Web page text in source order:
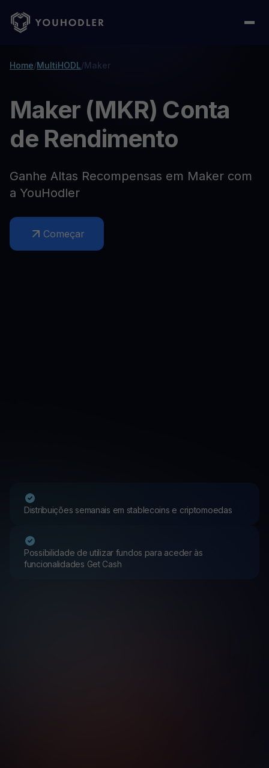
Home/MultiHODL/Maker
Maker (MKR) Conta
de Rendimento
Ganhe Altas Recompensas em Maker com
a YouHodler
Começar
Distribuições semanais em stablecoins e criptomoedas
Possibilidade de utilizar fundos para aceder às
funcionalidades Get Cash